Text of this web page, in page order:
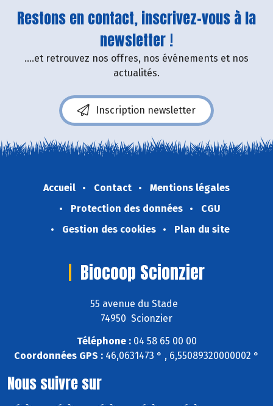
Restons en contact, inscrivez-vous à la
newsletter !
....et retrouvez nos offres, nos événements et nos
actualités.
Inscription newsletter
Accueil Contact
Mentions légales
Protection des données
CGU
Gestion des cookies
Plan du site
Biocoop Scionzier
55 avenue du Stade
74950 Scionzier
Téléphone :04 58 65 00 00
Coordonnées GPS : 46,0631473 ° , 6,55089320000002 °
Nous suivre sur